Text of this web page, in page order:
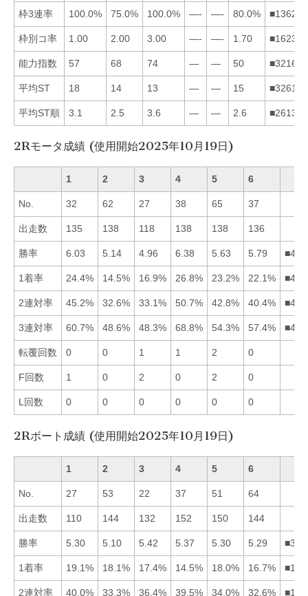
枠3連率 100.0% 75.0% 100.0% —- —- 80.0% ■136245
枠別コ率 1.00 2.00 3.00 —- —- 1.70 ■162345
能力指数 57 68 74 — — 50 ■321645
平均ST 18 14 13 — — 15 ■326145
平均ST順 3.1 2.5 3.6 — — 2.6 ■261345
2Rモータ成績 (使用開始2025年10月19日)
1 2 3 4 5 6
No. 32 62 27 38 65 37
出走数 135 138 118 138 138 136
勝率 6.03 5.14 4.96 6.38 5.63 5.79
1着率 24.4% 14.5% 16.9% 26.8% 23.2% 22.1%
2連対率 45.2% 32.6% 33.1% 50.7% 42.8% 40.4%
3連対率 60.7% 48.6% 48.3% 68.8% 54.3% 57.4%
転覆回数 0 0 1 1 2 0
F回数 1 0 2 0 2 0
L回数 0 0 0 0 0 0
2Rボート成績 (使用開始2025年10月19日)
1 2 3 4 5 6
No. 27 53 22 37 51 64
出走数 110 144 132 152 150 144
勝率 5.30 5.10 5.42 5.37 5.30 5.29
1着率 19.1% 18.1% 17.4% 14.5% 18.0% 16.7%
2連対率 40.0% 33.3% 36.4% 39.5% 34.0% 32.6%